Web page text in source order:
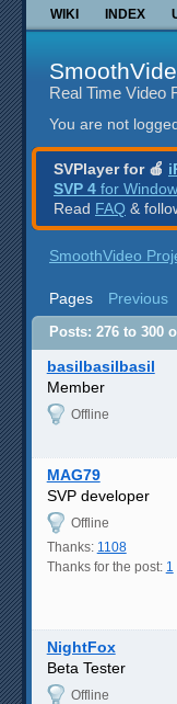
WIKI INDEX
Real Time Video
You are not
SVPlayer for 🍎
SVP 4 for
Read FAQ &
SmoothVideo
Pages Previous
Posts: 276 to 300
basilbasilbasil
Member
Offline
MAG79
SVP developer
Offline
Thanks: 1108
Thanks for the post: 1
NightFox
Beta Tester
Offline